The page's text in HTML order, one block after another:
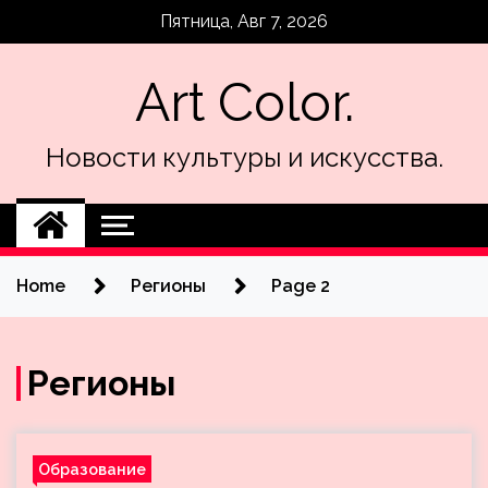
Пятница, Авг 7, 2026
Art Color.
Новости культуры и искусства.
Home Регионы Page 2
Регионы
Образование